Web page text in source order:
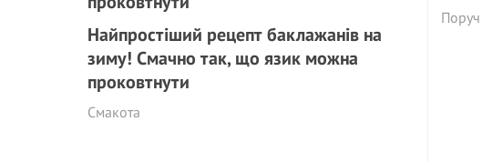
Найпростіший рецепт баклажанів на
зиму! Смачно так, що язик можна
проковтнути
Смакота
Поруч